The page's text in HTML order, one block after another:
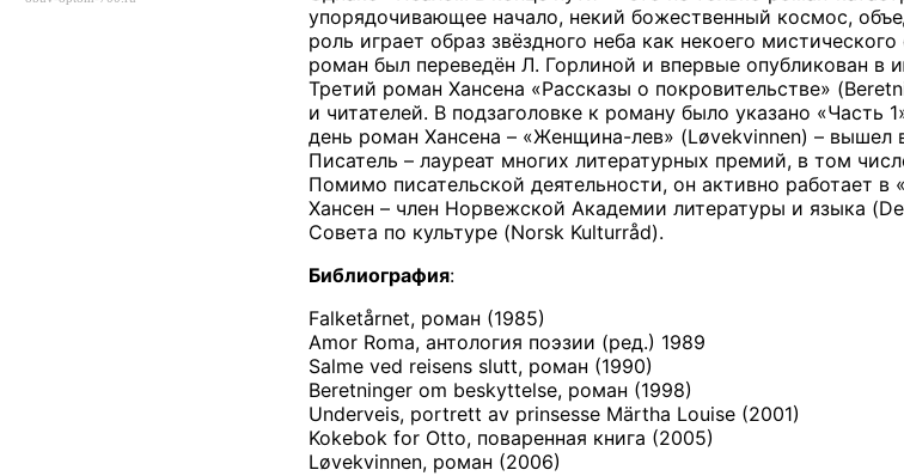
упорядочивающее начало, некий божественный космос,
роль играет образ звёздного неба как некоего
роман был переведён Л. Горлиной и впервые опубликован в
Третий роман Хансена «Рассказы о покровительстве»
и читателей. В подзаголовке к роману было указано «Часть
день роман Хансена – «Женщина-лев» (Løvekvinnen) – вышел
Писатель – лауреат многих литературных премий, в том
Помимо писательской деятельности, он активно работает в
Хансен – член Норвежской Академии литературы и языка
Совета по культуре (Norsk Kulturråd).
Библиография:
Falketårnet, роман (1985)
Amor Roma, антология поэзии (ред.) 1989
Salme ved reisens slutt, роман (1990)
Beretninger om beskyttelse, роман (1998)
Underveis, portrett av prinsesse Märtha Louise (2001)
Kokebok for Otto, поваренная книга (2005)
Løvekvinnen, роман (2006)